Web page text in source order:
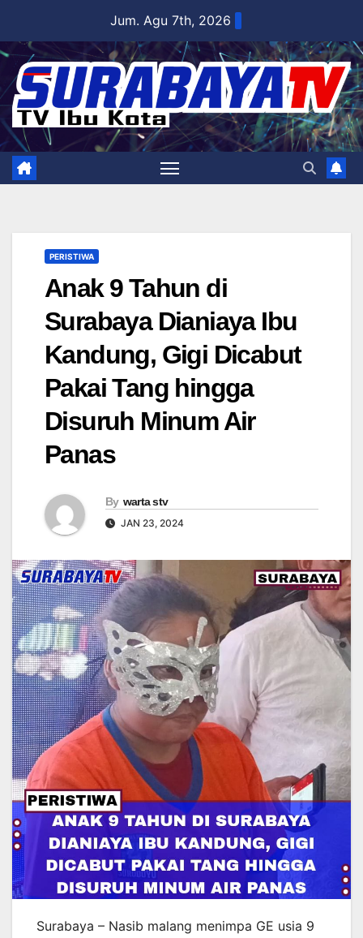
content
Jum. Agu 7th, 2026
PERISTIWA
Anak 9 Tahun di
Surabaya Dianiaya Ibu
Kandung, Gigi Dicabut
Pakai Tang hingga
Disuruh Minum Air
Panas
By warta stv
JAN 23, 2024
Surabaya – Nasib malang menimpa GE usia 9